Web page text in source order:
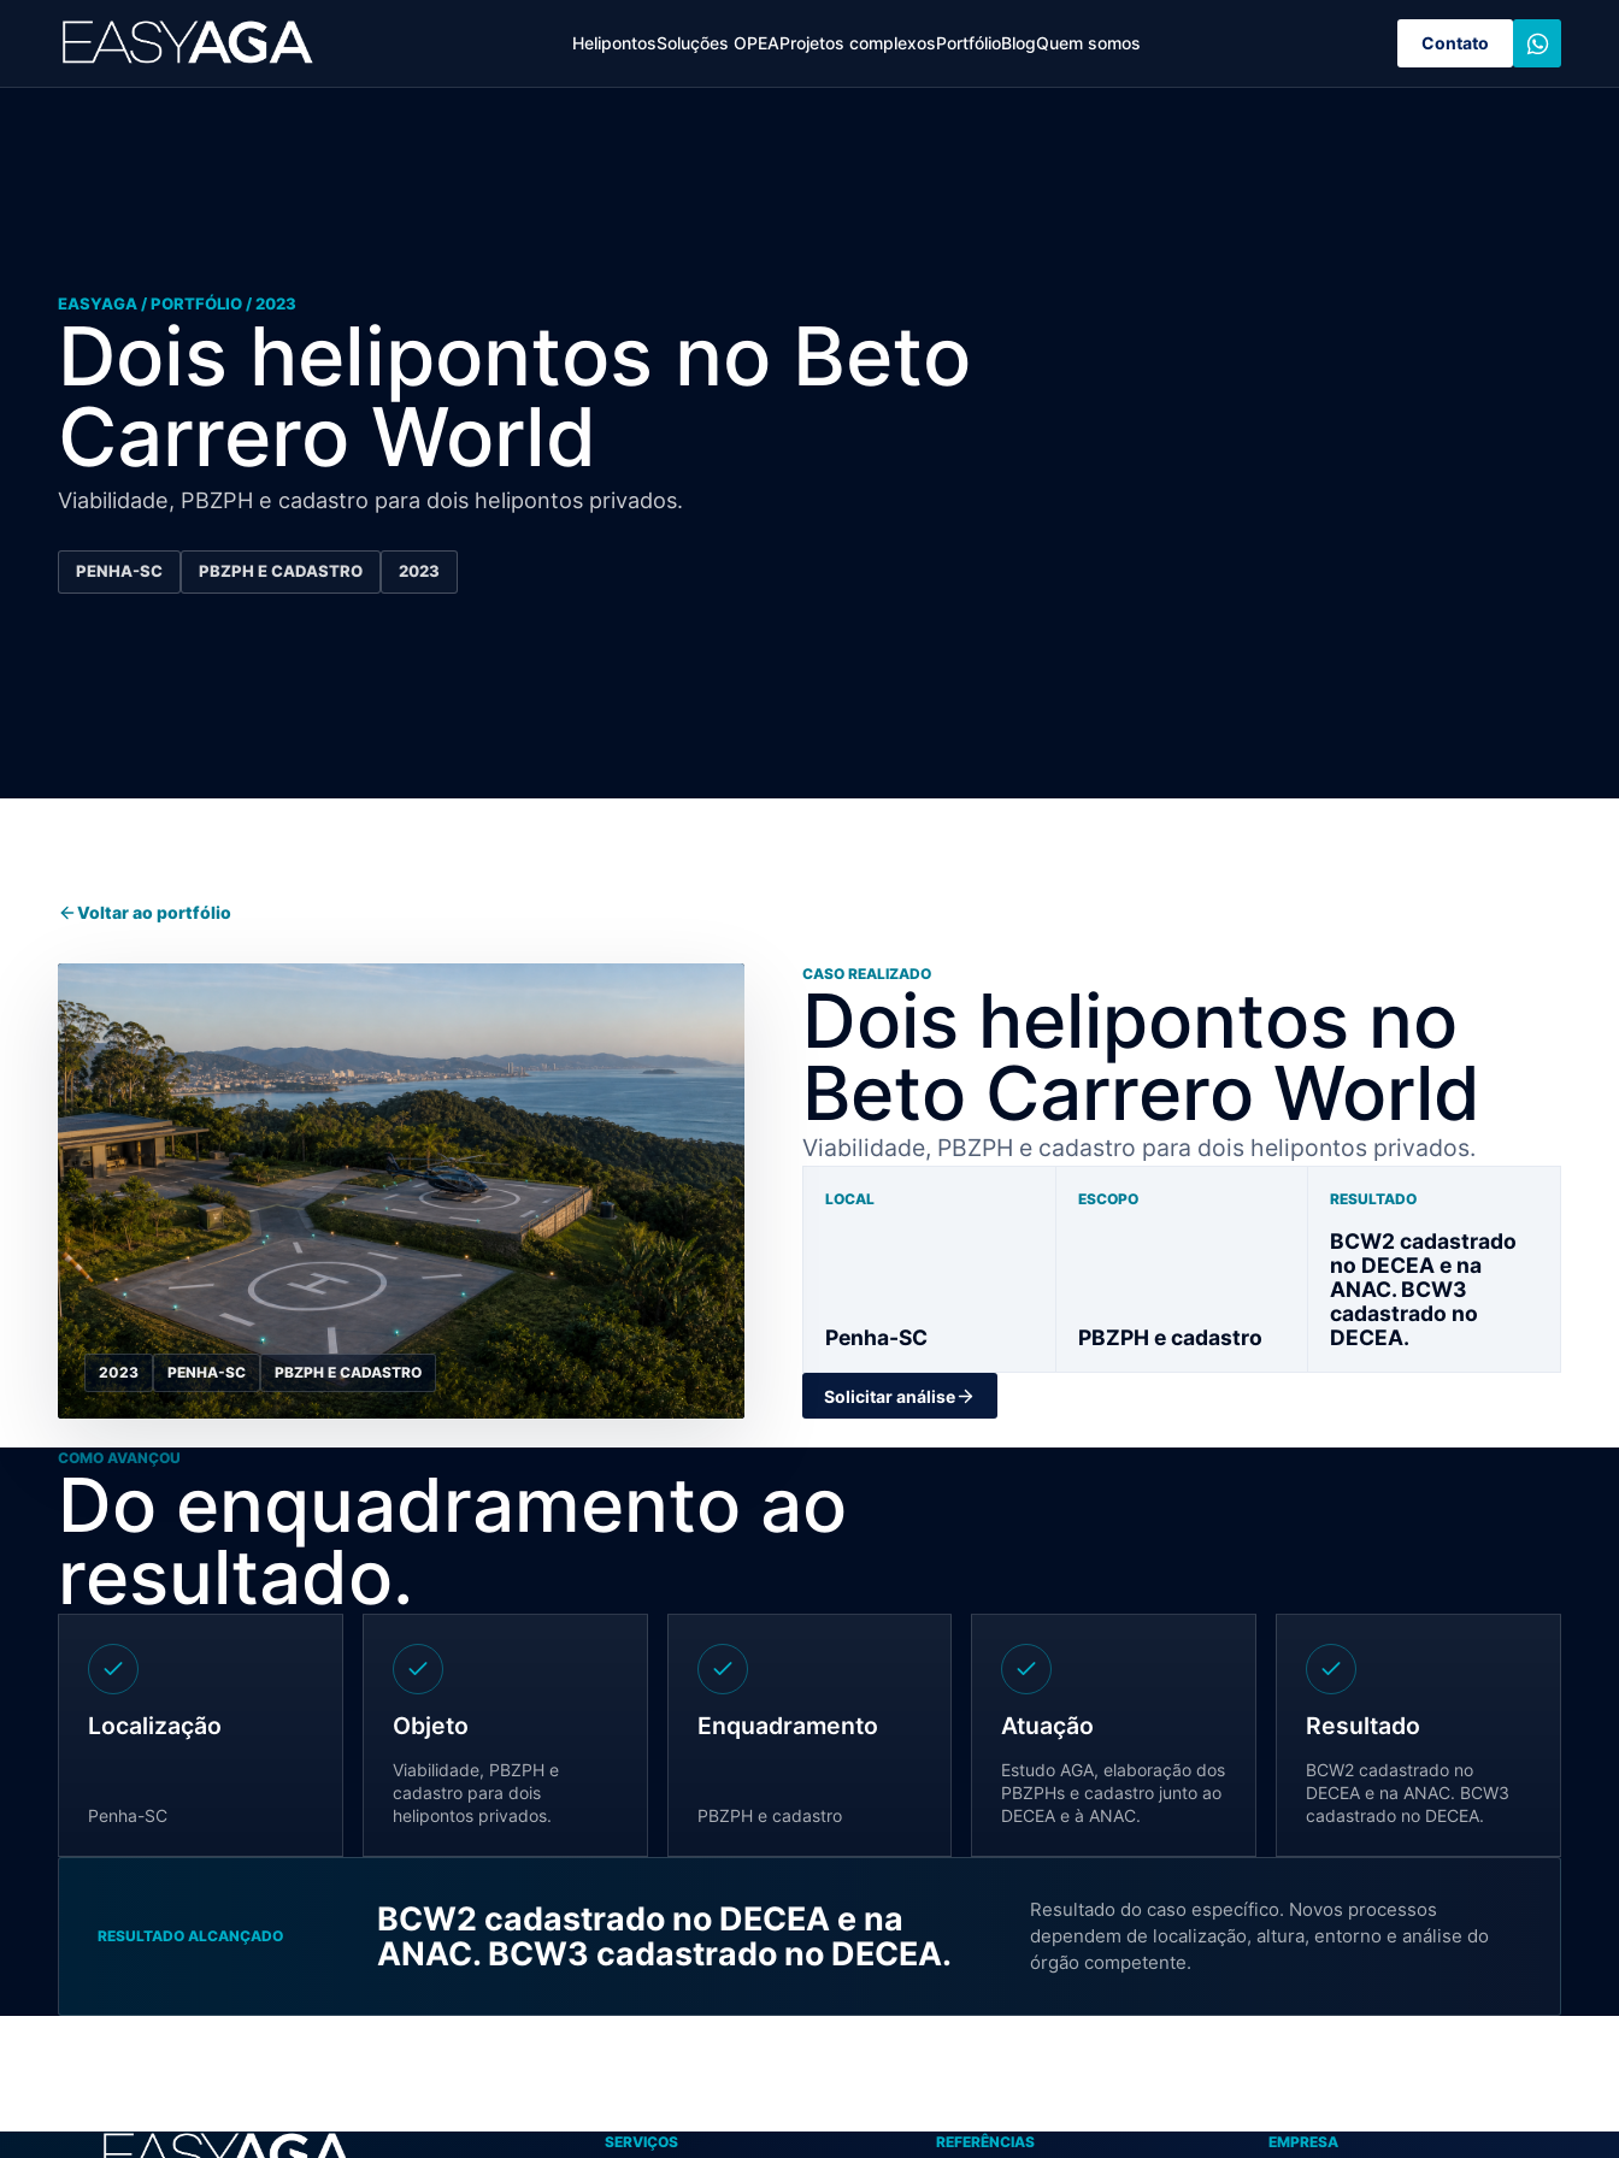
HelipontosSoluções OPEAProjetos complexosPortfólioBlogQuem somos Contato
EASYAGA / PORTFÓLIO / 2023
Dois helipontos no Beto
Carrero World
Viabilidade, PBZPH e cadastro para dois helipontos privados.
PENHA-SC PBZPH E CADASTRO 2023
Voltar ao portfólio
2023 PENHA-SC PBZPH E CADASTRO
CASO REALIZADO
Dois helipontos no
Beto Carrero World
Viabilidade, PBZPH e cadastro para dois helipontos privados.
LOCAL
Penha-SC
ESCOPO
PBZPH e cadastro
RESULTADO
BCW2 cadastrado
no DECEA e na
ANAC. BCW3
cadastrado no
DECEA.
Solicitar análise
COMO AVANÇOU
Do enquadramento ao
resultado.
Localização
Penha-SC
Objeto
Viabilidade, PBZPH e
cadastro para dois
helipontos privados.
Enquadramento
PBZPH e cadastro
Atuação
Estudo AGA, elaboração dos
PBZPHs e cadastro junto ao
DECEA e à ANAC.
Resultado
BCW2 cadastrado no
DECEA e na ANAC. BCW3
cadastrado no DECEA.
RESULTADO ALCANÇADO
BCW2 cadastrado no DECEA e na
ANAC. BCW3 cadastrado no DECEA.
Resultado do caso específico. Novos processos
dependem de localização, altura, entorno e análise do
órgão competente.
SERVIÇOS REFERÊNCIAS EMPRESA